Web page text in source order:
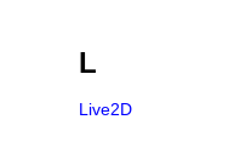
L
Live2D